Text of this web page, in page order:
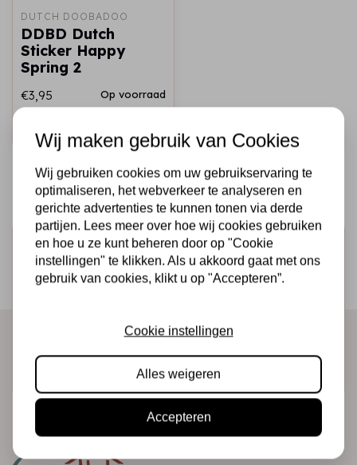
DUTCH DOOBADOO
DDBD Dutch
Sticker Happy
Spring 2
€3,95 Op voorraad
Schrijf je in voor de nieuwsbrief
Ontvang als eerste onze actie en nieuwe producten
Wij maken gebruik van Cookies
Wij gebruiken cookies om uw gebruikservaring te
optimaliseren, het webverkeer te analyseren en
gerichte advertenties te kunnen tonen via derde
partijen. Lees meer over hoe wij cookies gebruiken
en hoe u ze kunt beheren door op "Cookie
instellingen" te klikken. Als u akkoord gaat met ons
gebruik van cookies, klikt u op "Accepteren”.
Cookie instellingen
Alles weigeren
Accepteren